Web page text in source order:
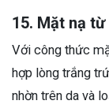
15. Mặt nạ
Với công thức
hợp lòng trắng
nhờn trên da và